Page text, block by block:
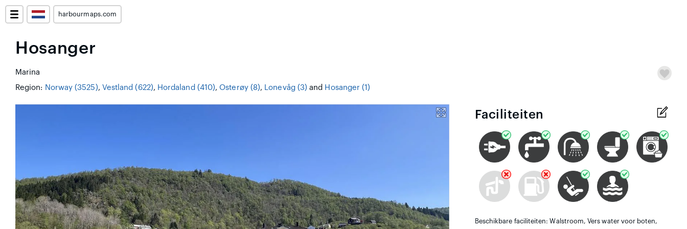
harbourmaps.com
Hosanger
Marina
Region: Norway (3525), Vestland (622), Hordaland (410),Osterøy (8), Lonevåg (3) and Hosanger (1)
Faciliteiten
Beschikbare faciliteiten: Walstroom, Vers water voor boten,